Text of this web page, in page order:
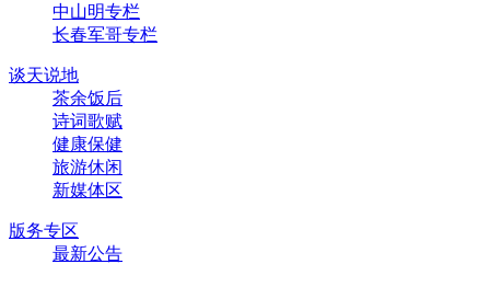
中山明专栏
长春军哥专栏
谈天说地
茶余饭后
诗词歌赋
健康保健
旅游休闲
新媒体区
版务专区
最新公告